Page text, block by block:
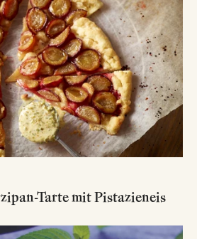
Tarte mit Pistazieneis